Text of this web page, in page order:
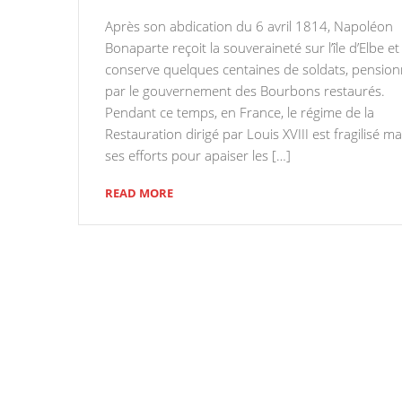
Après son abdication du 6 avril 1814, Napoléon
Bonaparte reçoit la souveraineté sur l’île d’Elbe et
conserve quelques centaines de soldats,
par le gouvernement des Bourbons restaurés.
Pendant ce temps, en France, le régime de la
Restauration dirigé par Louis XVIII est fragilisé
ses efforts pour apaiser les […]
READ MORE